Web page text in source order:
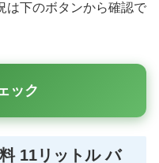
は下のボタンから確認で
ック
11リットル バ